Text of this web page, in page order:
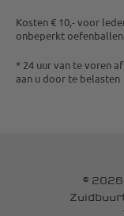
Kosten € 10,- voor
onbeperkt oefenballen.
* 24 uur van te voren
aan u door te belasten
©